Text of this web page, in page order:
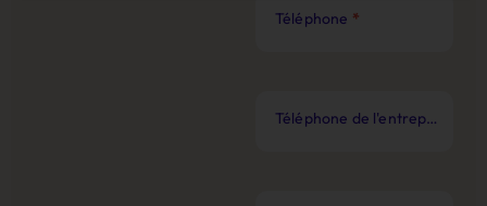
Téléphone *
Téléphone de l'entreprise